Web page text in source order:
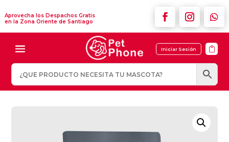
Aprovecha los Despachos Gratis
en la Zona Oriente de Santiago
Iniciar Sesión 